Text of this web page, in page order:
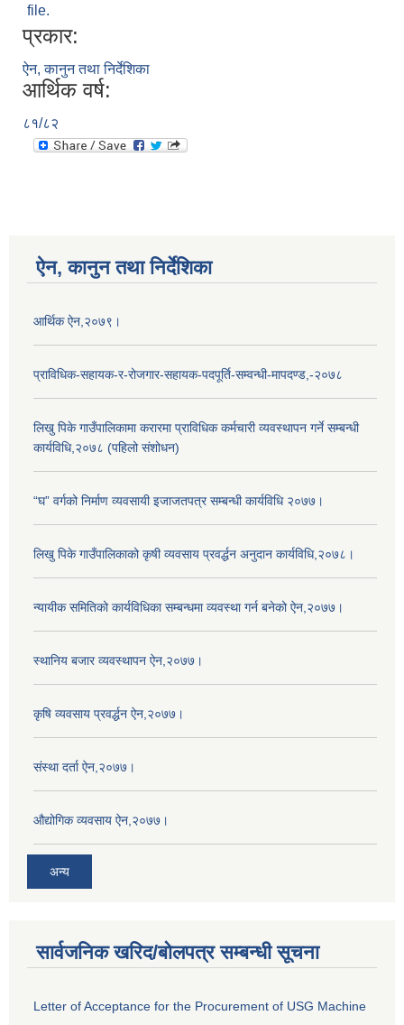
file.
प्रकार:
ऐन, कानुन तथा निर्देशिका
आर्थिक वर्ष:
८१/८२
ऐन, कानुन तथा निर्देशिका
आर्थिक ऐन,२०७९।
प्राविधिक-सहायक-र-रोजगार-सहायक-पदपूर्ति-सम्वन्धी-मापदण्ड,-२०७८
लिखु पिके गाउँपालिकामा करारमा प्राविधिक कर्मचारी व्यवस्थापन गर्ने सम्बन्धी
कार्यविधि,२०७८ (पहिलो संशोधन)
“घ” वर्गको निर्माण व्यवसायी इजाजतपत्र सम्बन्धी कार्यविधि २०७७।
लिखु पिके गाउँपालिकाको कृषी व्यवसाय प्रवर्द्धन अनुदान कार्यविधि,२०७८।
न्यायीक समितिको कार्यविधिका सम्बन्धमा व्यवस्था गर्न बनेको ऐन,२०७७।
स्थानिय बजार व्यवस्थापन ऐन,२०७७।
कृषि व्यवसाय प्रवर्द्धन ऐन,२०७७।
संस्था दर्ता ऐन,२०७७।
औद्योगिक व्यवसाय ऐन,२०७७।
अन्य
सार्वजनिक खरिद/बोलपत्र सम्बन्धी सूचना
Letter of Acceptance for the Procurement of USG Machine